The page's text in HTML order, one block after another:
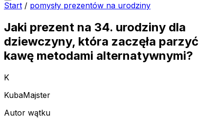
Start / pomysły prezentów na urodziny
Jaki prezent na 34. urodziny dla
dziewczyny, która zaczęła parzyć
kawę metodami alternatywnymi?
K
KubaMajster
Autor wątku